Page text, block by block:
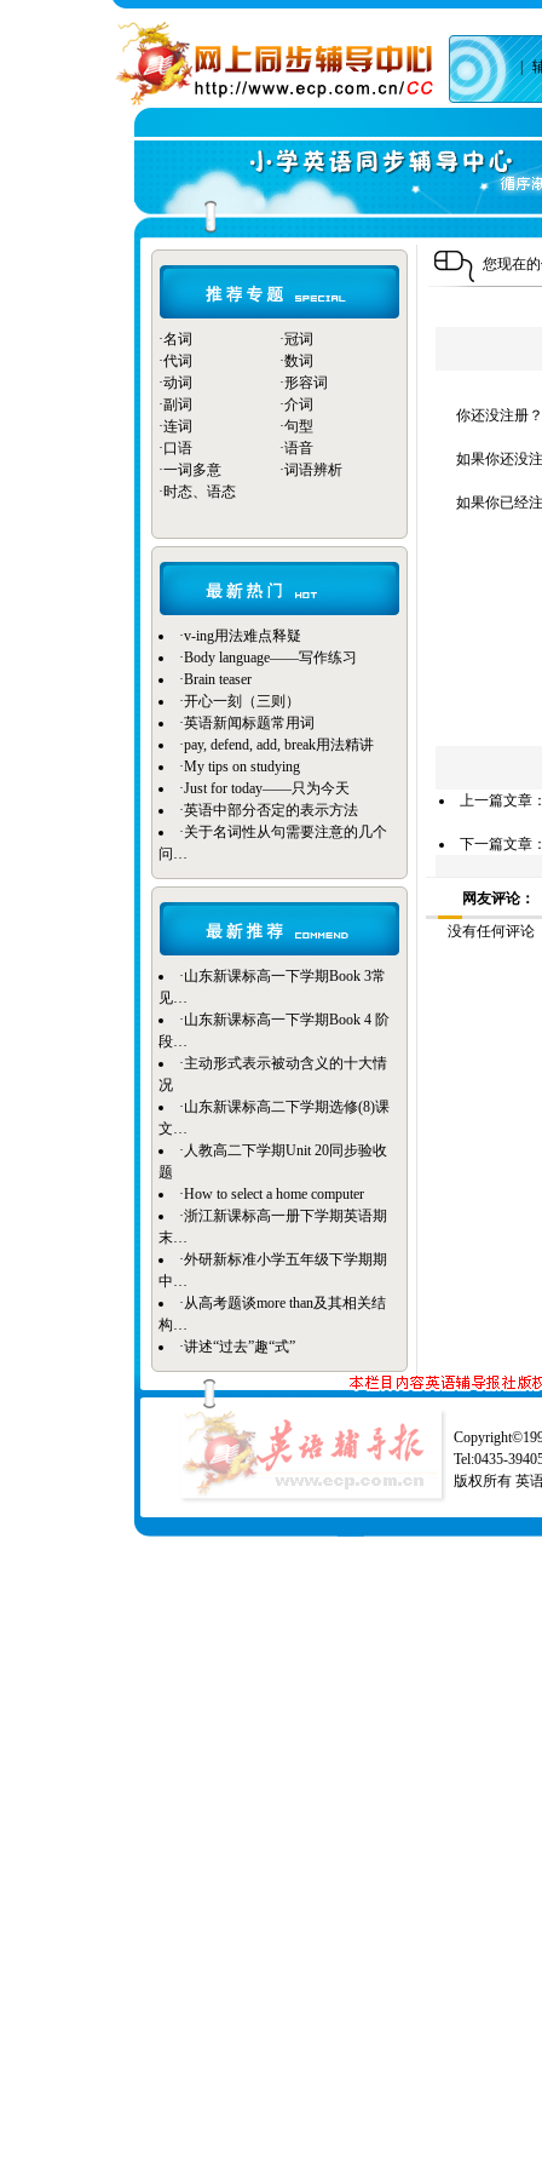
|
·名词 ·冠词
·代词 ·数词
·动词 ·形容词
·副词 ·介词
·连词 ·句型
·口语 ·语音
·一词多意 ·词语辨析
·时态、语态
·v-ing用法难点释疑
·Body language——写作练习
·Brain teaser
·开心一刻（三则）
·英语新闻标题常用词
·pay, defend, add, break用法精讲
·My tips on studying
·Just for today——只为今天
·英语中部分否定的表示方法
·关于名词性从句需要注意的几个
问…
·山东新课标高一下学期Book 3常
见…
·山东新课标高一下学期Book 4 阶
段…
·主动形式表示被动含义的十大情
况
·山东新课标高二下学期选修(8)课
文…
· 人教高二下学期Unit 20同步验收
题
·How to select a home computer
·浙江新课标高一册下学期英语期
末…
·外研新标准小学五年级下学期期
中…
·从高考题谈more than及其相关结
构…
·讲述“过去”趣“式”
您现在
你还没注册？
如果你还没
如果你已经
上一篇文章
下一篇文章
网友评论：
没有任何评论
Tel:0435-
版权所有 英